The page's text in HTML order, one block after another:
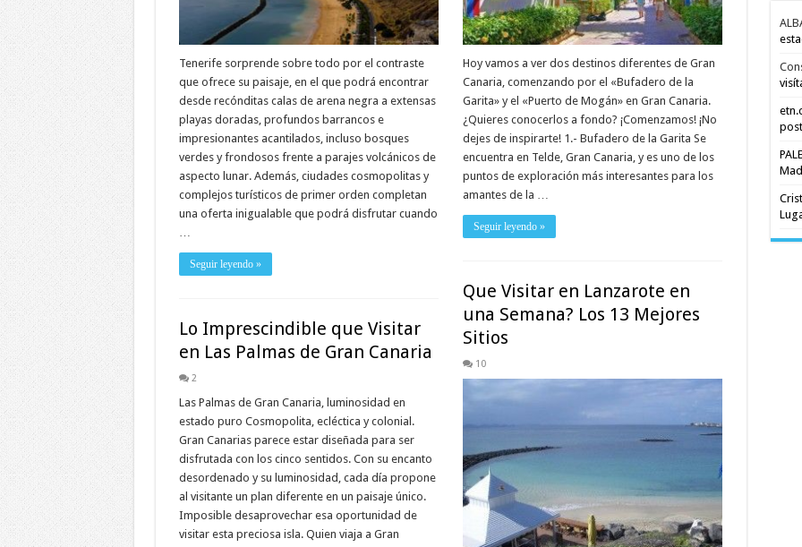
Hoy vamos a ver dos destinos diferentes de Gran
Canaria, comenzando por el «Bufadero de la
Garita» y el «Puerto de Mogán» en Gran Canaria.
¿Quieres conocerlos a fondo? ¡Comenzamos! ¡No
dejes de inspirarte! 1.- Bufadero de la Garita Se
encuentra en Telde, Gran Canaria, y es uno de los
puntos de exploración más interesantes para los
amantes de la …
Seguir leyendo »
Tenerife sorprende sobre todo por el contraste
que ofrece su paisaje, en el que podrá encontrar
desde recónditas calas de arena negra a extensas
playas doradas, profundos barrancos e
impresionantes acantilados, incluso bosques
verdes y frondosos frente a parajes volcánicos de
aspecto lunar. Además, ciudades cosmopolitas y
complejos turísticos de primer orden completan
una oferta inigualable que podrá disfrutar cuando
…
Seguir leyendo »
Que Visitar en Lanzarote en
una Semana? Los 13 Mejores
Sitios
10
Lo Imprescindible que Visitar
en Las Palmas de Gran Canaria
2
Las Palmas de Gran Canaria, luminosidad en
estado puro Cosmopolita, ecléctica y colonial.
Gran Canarias parece estar diseñada para ser
disfrutada con los cinco sentidos. Con su encanto
desordenado y su luminosidad, cada día propone
al visitante un plan diferente en un paisaje único.
Imposible desaprovechar esa oportunidad de
visitar esta preciosa isla. Quien viaja a Gran